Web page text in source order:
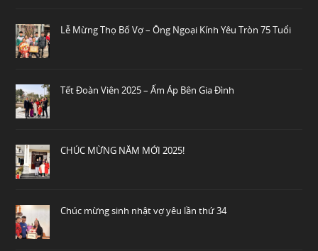
Lễ Mừng Thọ Bố Vợ – Ông Ngoại Kính Yêu Tròn 75 Tuổi
Tết Đoàn Viên 2025 – Ấm Áp Bên Gia Đình
CHÚC MỪNG NĂM MỚI 2025!
Chúc mừng sinh nhật vợ yêu lần thứ 34